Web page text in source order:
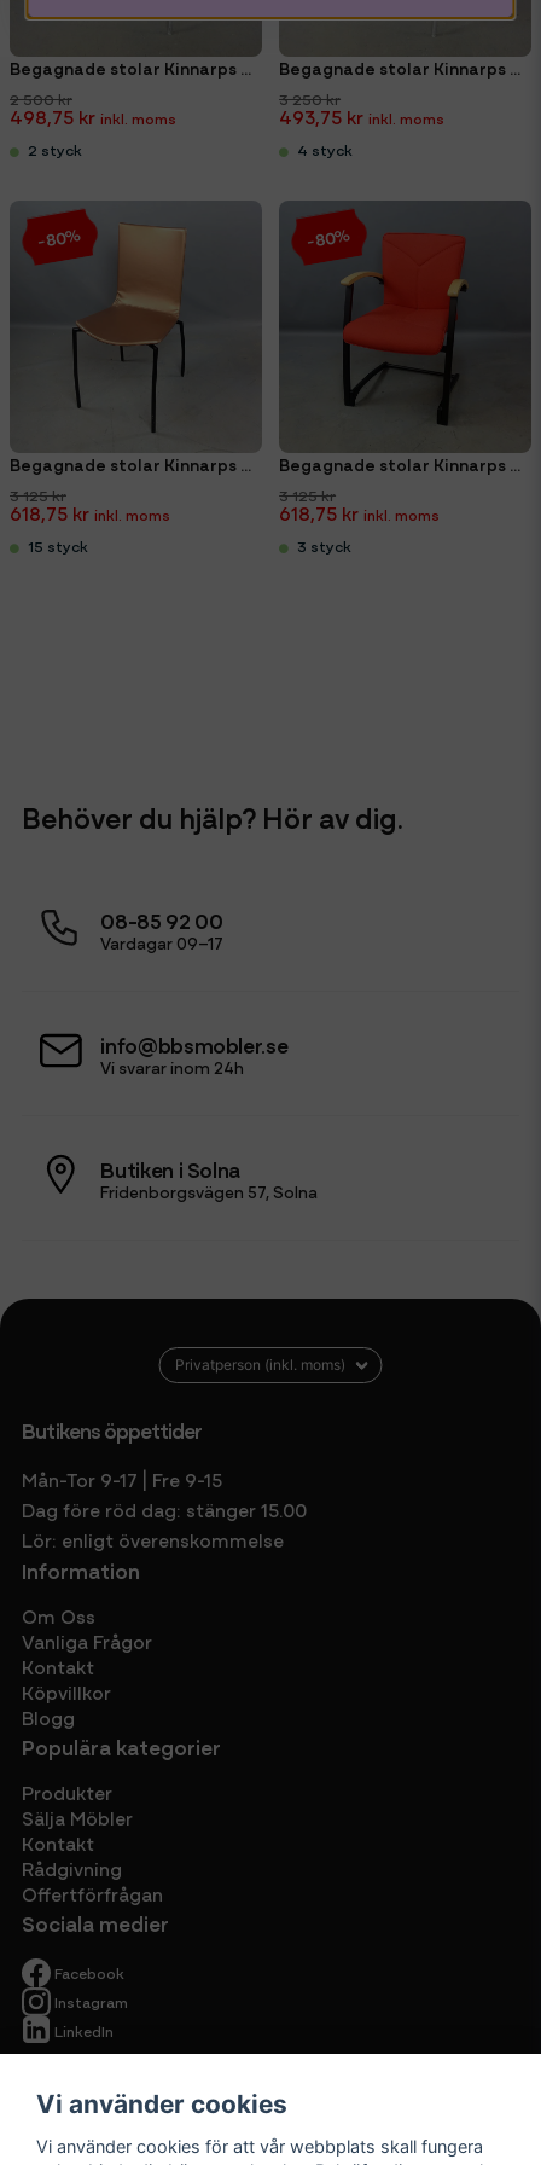
Begagnade stolar Kinnarps Yin grön
2 500 kr
498,75 kr
2 styck
Begagnade stolar Kinnarps Yin blå
3 250 kr
493,75 kr
4 styck
Begagnade stolar Kinnarps Citra
3 125 kr
618,75 kr
15 styck
-80%
Begagnade stolar Kinnarps Arcus
3 125 kr
618,75 kr
3 styck
-80%
Behöver du hjälp? Hör av dig.
08-85 92 00
Vardagar 09–17
info@bbsmobler.se
Vi svarar inom 24h
Butiken i Solna
Fridenborgsvägen 57, Solna
Butikens öppettider
Mån-Tor 9-17 | Fre 9-15
Dag före röd dag: stänger 15.00
Lör: enligt överenskommelse
Information
Om Oss
Vanliga Frågor
Kontakt
Köpvillkor
Blogg
Populära kategorier
Produkter
Sälja Möbler
Kontakt
Rådgivning
Offertförfrågan
Sociala medier
Facebook
Instagram
LinkedIn
Vi använder cookies
Vi använder cookies för att vår webbplats skall fungera